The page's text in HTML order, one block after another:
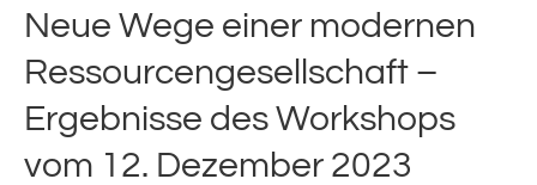
Neue Wege einer modernen
Ressourcengesellschaft –
Ergebnisse des Workshops
vom 12. Dezember 2023